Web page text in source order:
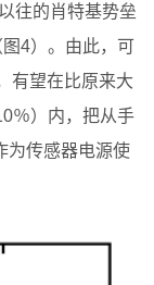
往的肖特基势垒
4）。由此，可
有望在比原来大
％）内，把从手
为传感器电源使